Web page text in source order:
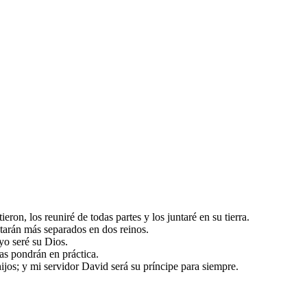
los reuniré de todas partes y los juntaré en su tierra.
más separados en dos reinos.
seré su Dios.
pondrán en práctica.
y mi servidor David será su príncipe para siempre.